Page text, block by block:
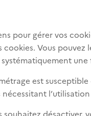
pour gérer vos
Vous pouvez
est
désactiver,